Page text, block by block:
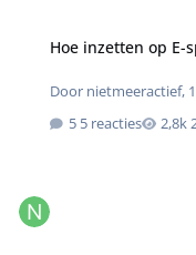
Hoe inzetten op E-
Door nietmeeractief,
5 reacties